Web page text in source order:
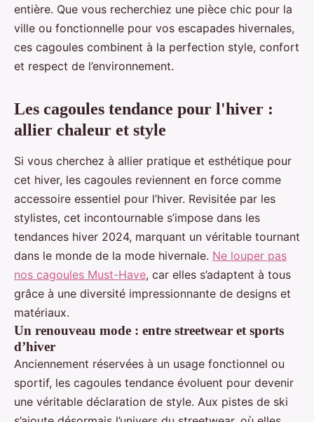
entière. Que vous recherchiez une pièce chic pour la
ville ou fonctionnelle pour vos escapades hivernales,
ces cagoules combinent à la perfection style, confort
et respect de l’environnement.
Les cagoules tendance pour l'hiver :
allier chaleur et style
Si vous cherchez à allier pratique et esthétique pour
cet hiver, les cagoules reviennent en force comme
accessoire essentiel pour l’hiver. Revisitée par les
stylistes, cet incontournable s’impose dans les
tendances hiver 2024, marquant un véritable tournant
dans le monde de la mode hivernale. Ne louper pas
nos cagoules Must-Have, car elles s’adaptent à tous
grâce à une diversité impressionnante de designs et
matériaux.
Un renouveau mode : entre streetwear et sports
d’hiver
Anciennement réservées à un usage fonctionnel ou
sportif, les cagoules tendance évoluent pour devenir
une véritable déclaration de style. Aux pistes de ski